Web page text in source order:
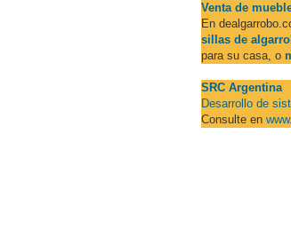
Venta de
En
sillas de
para su casa, o
SRC Argentina
Desarrollo de
Consulte en